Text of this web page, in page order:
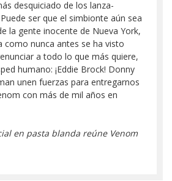
desquiciado de los lanza-
ser que el simbionte aún sea
la gente inocente de Nueva York,
como nunca antes se ha visto
a todo lo que más quiere,
humano: ¡Eddie Brock! Donny
unen fuerzas para entregarnos
con más de mil años en
en pasta blanda reúne Venom